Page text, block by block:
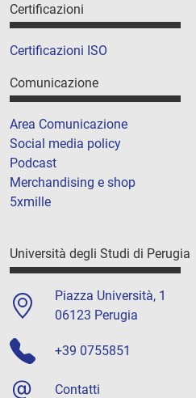
Certificazioni
Certificazioni ISO
Comunicazione
Area Comunicazione
Social media policy
Podcast
Merchandising e shop
5xmille
Università degli Studi di Perugia
Piazza Università, 1
06123 Perugia
+39 0755851
Contatti